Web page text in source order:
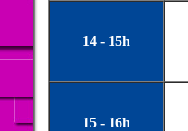
14 - 15h
15 - 16h